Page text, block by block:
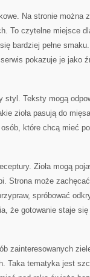
Na stronie można
To czytelne miejsce
bardziej pełne
pokazuje je jako
styl. Teksty mogą
zioła pasują do
które chcą mieć
Zioła mogą
Strona może
spróbować
że gotowanie staje
zainteresowanych
Taka tematyka jest